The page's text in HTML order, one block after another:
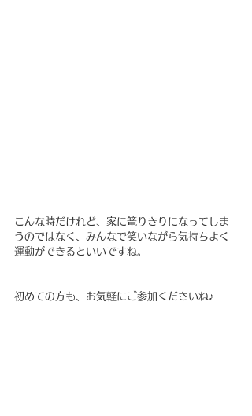
こんな時だけれど、家に篭りきりになってしま
うのではなく、みんなで笑いながら気持ちよく
運動ができるといいですね。
初めての方も、お気軽にご参加くださいね♪